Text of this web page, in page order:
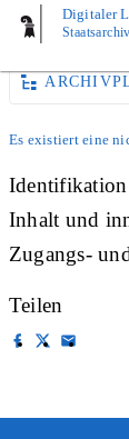
Digitaler
AKTE
Es existiert eine
Identifikation
Inhalt und
Zugangs-
Teilen